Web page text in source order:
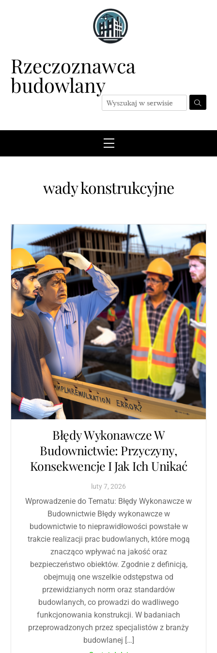
Rzeczoznawca
budowlany
Menu
wady konstrukcyjne
Błędy Wykonawcze W
Budownictwie: Przyczyny,
Konsekwencje I Jak Ich Unikać
luty7, 2026
Wprowadzenie do Tematu: Błędy Wykonawcze w
Budownictwie Błędy wykonawcze w
budownictwie to nieprawidłowości powstałe w
trakcie realizacji prac budowlanych, które mogą
znacząco wpływać na jakość oraz
bezpieczeństwo obiektów. Zgodnie z definicją,
obejmują one wszelkie odstępstwa od
przewidzianych norm oraz standardów
budowlanych, co prowadzi do wadliwego
funkcjonowania konstrukcji. W badaniach
przeprowadzonych przez specjalistów z branży
budowlanej […]